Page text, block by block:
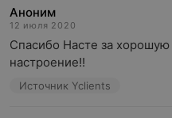
Аноним
12 июля 2020
Спасибо Насте за хорошую
настроение!!
Источник Yclients